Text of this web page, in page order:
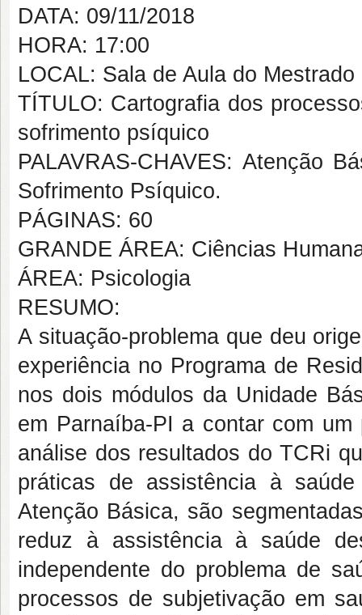
DATA: 09/11/2018
HORA: 17:00
LOCAL: Sala de Aula do Mestrado
TÍTULO: Cartografia dos
sofrimento psíquico
PALAVRAS-CHAVES: Atenção
Sofrimento Psíquico.
PÁGINAS: 60
GRANDE ÁREA: Ciências
ÁREA: Psicologia
RESUMO:
A situação-problema que deu
experiência no Programa de
nos dois módulos da Unidade
em Parnaíba-PI a contar com
análise dos resultados do TCRi
práticas de assistência à
Atenção Básica, são
reduz à assistência à saúde
independente do problema de
processos de subjetivação em